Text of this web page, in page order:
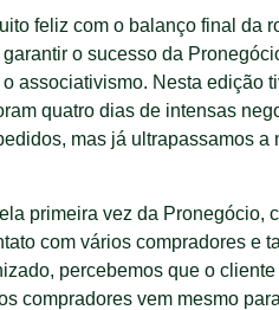
feliz com o balanço final da
o sucesso da
associativismo. Nesta edição
quatro dias de intensas
mas já ultrapassamos a
primeira vez da Pronegócio,
com vários compradores e
percebemos que o
compradores vem mesmo